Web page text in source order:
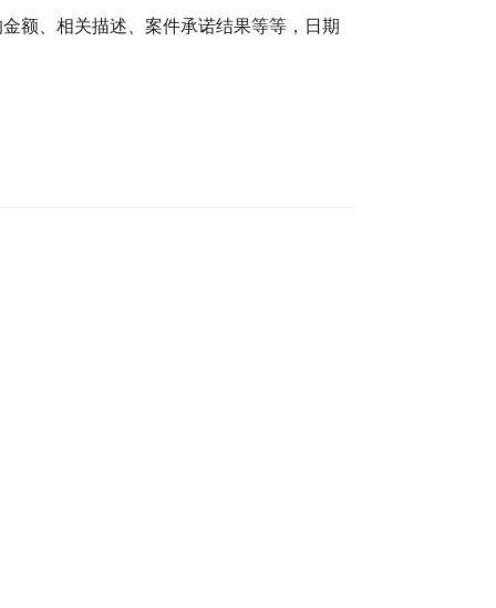
额、相关描述、案件承诺结果等等，日期